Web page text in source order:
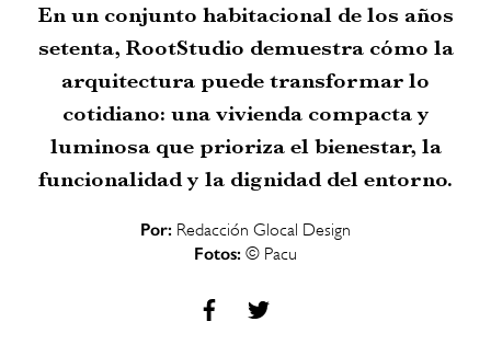
En un conjunto habitacional de los años
setenta, RootStudio demuestra cómo la
arquitectura puede transformar lo
cotidiano: una vivienda compacta y
luminosa que prioriza el bienestar, la
funcionalidad y la dignidad del entorno.
Por: Redacción Glocal Design
Fotos: © Pacu